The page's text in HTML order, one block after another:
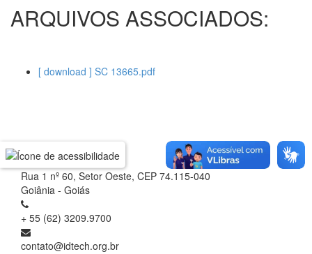
ARQUIVOS ASSOCIADOS:
[ download ] SC 13665.pdf
Rua 1 nº 60, Setor Oeste, CEP 74.115-040
Goiânia - Goiás
+ 55 (62) 3209.9700
contato@idtech.org.br